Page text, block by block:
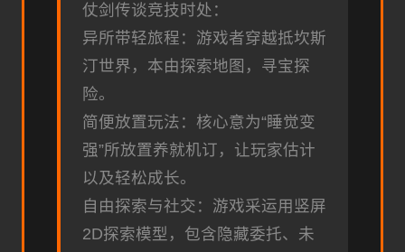
仗剑传谈竞技时处：
异所带轻旅程：游戏者穿越抵坎斯
汀世界，本由探索地图，寻宝探
险。
简便放置玩法：核心意为“睡觉变
强”所放置养就机订，让玩家估计
以及轻松成长。
自由探索与社交：游戏采运用竖屏
2D探索模型，包含隐藏委托、未